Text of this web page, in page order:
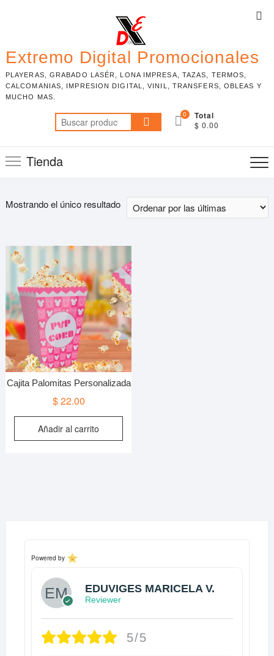
Extremo Digital Promocionales
PLAYERAS, GRABADO LASÉR, LONA IMPRESA, TAZAS, TERMOS,
CALCOMANIAS, IMPRESION DIGITAL, VINIL, TRANSFERS, OBLEAS Y
MUCHO MAS.
Buscar
por:
0 Total
$ 0.00
Tienda
Mostrando el único resultado
Cajita Palomitas Personalizada
$22.00
Añadir al carrito
Powered by
EDUVIGES MARICELA V.
Reviewer
5/5